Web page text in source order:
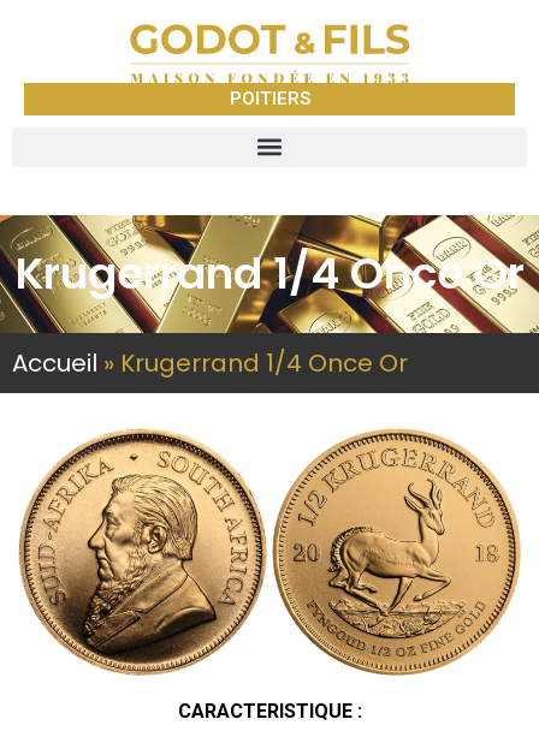
POITIERS
Krugerrand 1/4 Once Or
Accueil » Krugerrand 1/4 Once Or
CARACTERISTIQUE :